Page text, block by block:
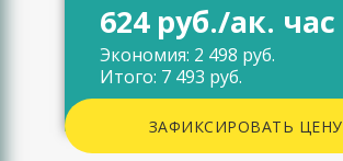
624 руб./ак. час
Экономия: 2 498 руб.
Итого: 7 493 руб.
ЗАФИКСИРОВАТЬ ЦЕНУ